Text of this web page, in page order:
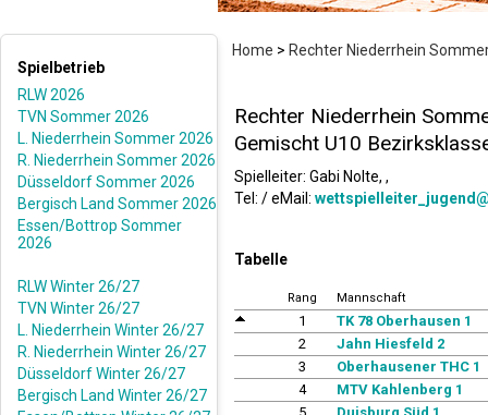
Home > Rechter Niederrhein
Spielbetrieb
RLW 2026
TVN Sommer 2026
L. Niederrhein Sommer 2026
R. Niederrhein Sommer 2026
Düsseldorf Sommer 2026
Bergisch Land Sommer 2026
Essen/Bottrop Sommer
2026
RLW Winter 26/27
TVN Winter 26/27
L. Niederrhein Winter 26/27
R. Niederrhein Winter 26/27
Düsseldorf Winter 26/27
Bergisch Land Winter 26/27
Rechter Niederrhein
Gemischt U10
Spielleiter: Gabi Nolte, ,
Tel: / eMail:
Tabelle
Rang Mannschaft
1
TK 78 Oberhausen 1
2
Jahn Hiesfeld 2
3
Oberhausener THC 1
4
MTV Kahlenberg 1